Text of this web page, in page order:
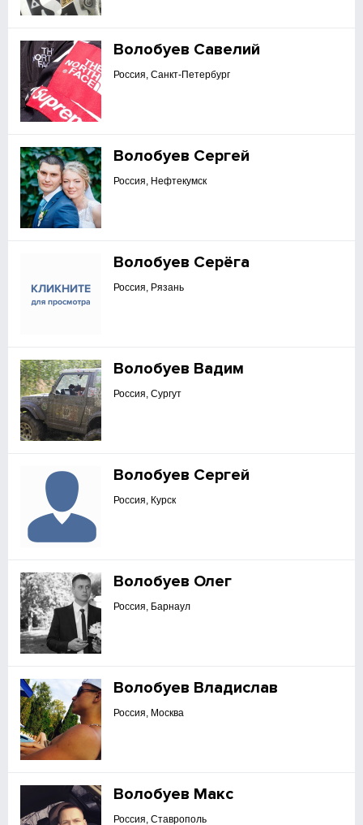
Волобуев Савелий
Россия, Санкт-Петербург
Волобуев Сергей
Россия, Нефтекумск
Волобуев Серёга
Россия, Рязань
Волобуев Вадим
Россия, Сургут
Волобуев Сергей
Россия, Курск
Волобуев Олег
Россия, Барнаул
Волобуев Владислав
Россия, Москва
Волобуев Макс
Россия, Ставрополь